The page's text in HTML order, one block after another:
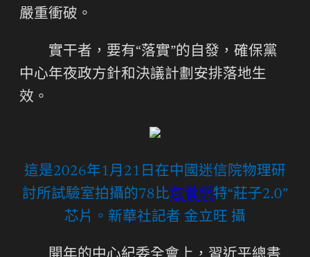
嚴重衝破。
實干者，要有“落實”的自發，確保黨
中心年夜政方針和決議計劃安排落地生
效。
這是2026年1月21日在中國迷信院物理研
討所試驗室拍攝的78比包養網特“莊子2.0”
芯片。新華社記者 金立旺 攝